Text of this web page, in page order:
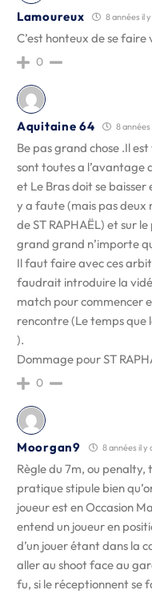
Lamoureux 8 années il
C’est honteux de se
0
Aquitaine 64 8 années
Be pas grand chose .Il
sont toutes a l’avantage
et Le Bras doit se baisser
y a faute (mais pas deux
de ST RAPHAËL) et sur
grand grand n’importe
Il faut faire avec ces
faudrait introduire la
match pour commencer
rencontre (Le temps que
).
Dommage pour ST
0
Moorgan9 8 années il y
Règle du 7m, ou
pratique stipule bien
joueur est en Occasion
entend un joueur en
d’un jouer étant dans la
aller au shoot face au
fu, si le réceptionnent se